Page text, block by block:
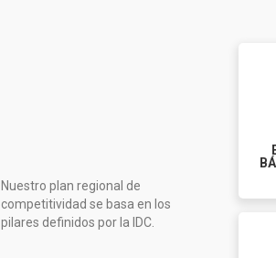
Nuestro plan regional de
competitividad se basa en los
pilares definidos por la IDC.